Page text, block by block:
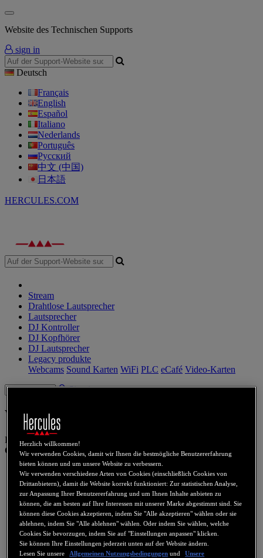
Website des Technischen Supports
sign in
Deutsch
Français
English
Español
Italiano
Nederlands
Português
Русский
中文 (中国)
日本語
HERCULES.COM
Stream
Drahtlose Lautsprecher
Lautsprecher
DJ Kontroller
DJ Kopfhörer
DJ Lautsprecher
Legacy produkte
Webcams Sound Karten WiFi PLC eCafé Video-Karten
Sign in
WAE Outdoor 04Plus
Produktnummer
4780850
Quick start:
Active your Bluetooth devices
Turn on BTP-04
Pairing the device with BTP-04
Play music
Herzlich willkommen!
Wir verwenden Cookies, damit wir Ihnen die bestmögliche Benutzererfahrung
bieten können und um unsere Website zu verbessern.
Wir verwenden verschiedene Arten von Cookies (einschließlich Cookies von
Drittanbietern), damit die Website korrekt funktioniert: Zur statistischen Analyse,
zur Anpassung Ihrer Benutzererfahrung und um Ihnen Inhalte anbieten zu
können, die am besten auf Ihre Interessen mit unserer Marke abgestimmt sind. Sie
können diese Cookies akzeptieren, indem Sie "Alle akzeptieren" wählen oder sie
ablehnen, indem Sie "Alle ablehnen" wählen. Oder indem Sie wählen, welche
Cookies Sie bevorzugen, indem Sie auf "Einstellungen anpassen" klicken.
Sie können Ihre Einstellungen jederzeit unten auf der Website ändern.
Lesen Sie unsere
Allgemeinen Nutzungsbedingungen und
Unsere